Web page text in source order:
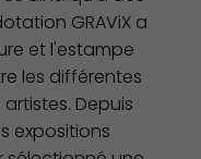
GRAViX a
et l'estampe
les différentes
Depuis
expositions